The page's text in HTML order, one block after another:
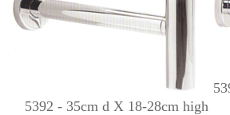
5392 - 35cm d X 18-28cm high